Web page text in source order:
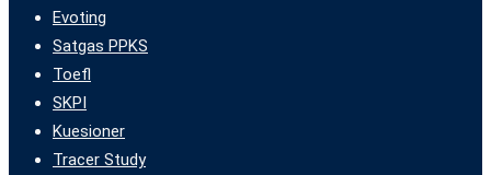
Evoting
Satgas PPKS
Toefl
SKPI
Kuesioner
Tracer Study